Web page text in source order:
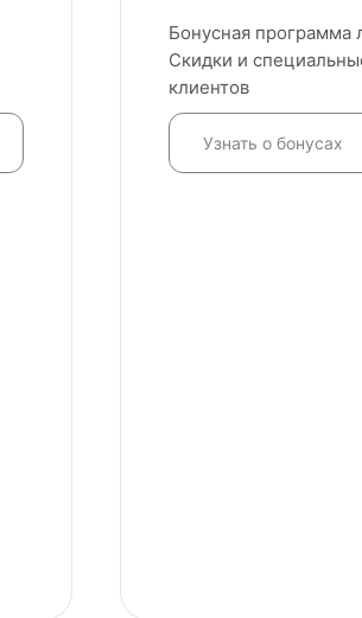
Бонусная программа
Скидки и
клиентов
Узнать о бонусах